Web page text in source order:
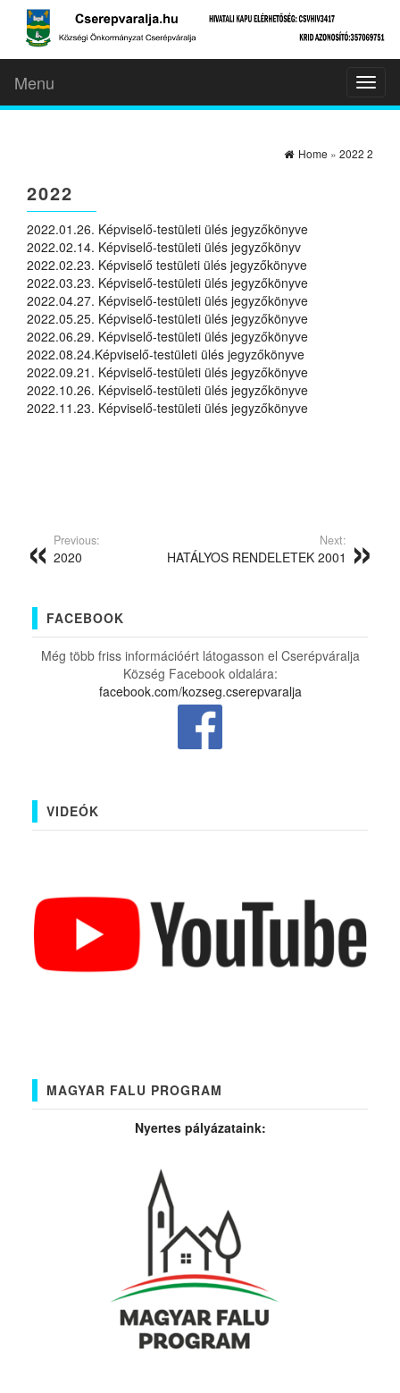
Menu
Home » 2022 2
2022
2022.01.26. Képviselő-testületi ülés jegyzőkönyve
2022.02.14. Képviselő-testületi ülés jegyzőkönyv
2022.02.23. Képviselő testületi ülés jegyzőkönyve
2022.03.23. Képviselő-testületi ülés jegyzőkönyve
2022.04.27. Képviselő-testületi ülés jegyzőkönyve
2022.05.25. Képviselő-testületi ülés jegyzőkönyve
2022.06.29. Képviselő-testületi ülés jegyzőkönyve
2022.08.24.Képviselő-testületi ülés jegyzőkönyve
2022.09.21. Képviselő-testületi ülés jegyzőkönyve
2022.10.26. Képviselő-testületi ülés jegyzőkönyve
2022.11.23. Képviselő-testületi ülés jegyzőkönyve
Previous:
2020
Next:
HATÁLYOS RENDELETEK 2001
FACEBOOK
Még több friss információért látogasson el Cserépváralja
Község Facebook oldalára:
facebook.com/kozseg.cserepvaralja
VIDEÓK
MAGYAR FALU PROGRAM
Nyertes pályázataink: